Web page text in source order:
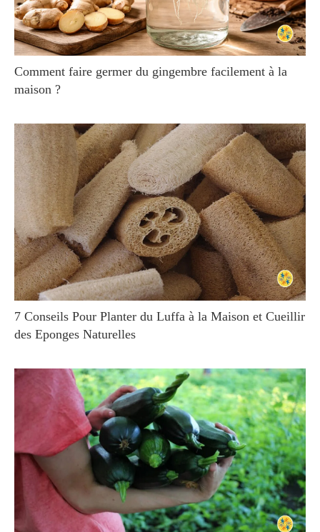
Comment faire germer du gingembre facilement à la
maison ?
7 Conseils Pour Planter du Luffa à la Maison et Cueillir
des Eponges Naturelles